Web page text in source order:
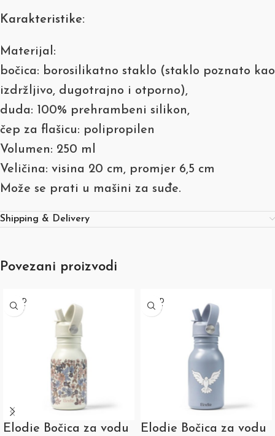
Karakteristike:
Materijal:
bočica: borosilikatno staklo (staklo poznato kao
izdržljivo, dugotrajno i otporno),
duda: 100% prehrambeni silikon,
čep za flašicu: polipropilen
Volumen: 250 ml
Veličina: visina 20 cm, promjer 6,5 cm
Može se prati u mašini za suđe.
Shipping & Delivery
Povezani proizvodi
SOLD
OUT
Elodie Bočica za vodu
SOLD
OUT
Elodie Bočica za vodu